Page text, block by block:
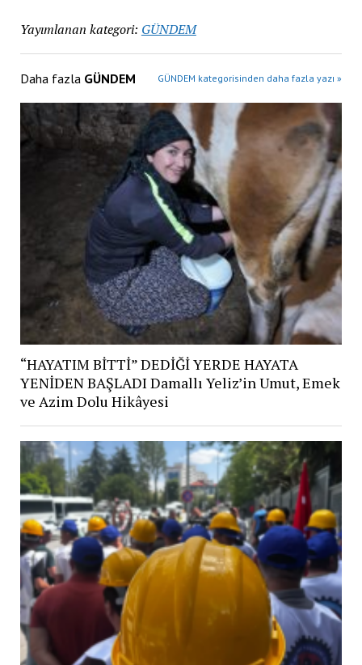
Yayımlanan kategori: GÜNDEM
Daha fazla GÜNDEM GÜNDEM kategorisinden daha fazla yazı »
“HAYATIM BİTTİ” DEDİĞİ YERDE HAYATA
YENİDEN BAŞLADI Damallı Yeliz’in Umut, Emek
ve Azim Dolu Hikâyesi